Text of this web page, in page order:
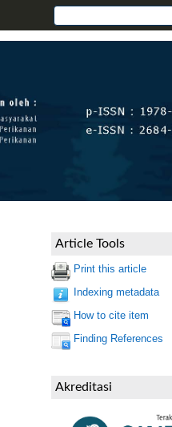
Article Tools
Print this article
Indexing metadata
How to cite item
Finding References
Akreditasi